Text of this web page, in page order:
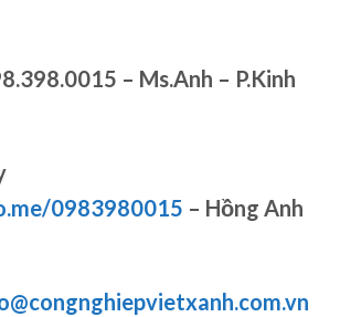
– Ms.Anh – P.Kinh
0983980015 – Hồng Anh